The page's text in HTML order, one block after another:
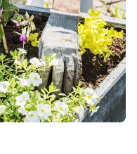
sommarsäsongen.
pollinatörer.